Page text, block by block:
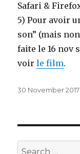
Safari &
5) Pour avoir
son” (mais
faite le 16 nov
voirle film.
Posted
30 November 2017
Search